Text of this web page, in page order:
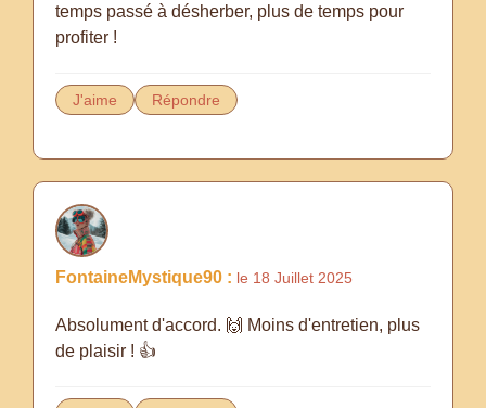
temps passé à désherber, plus de temps pour
profiter !
J'aime Répondre
FontaineMystique90 : le 18 Juillet 2025
Absolument d'accord. 🙌 Moins d'entretien, plus
de plaisir ! 👍